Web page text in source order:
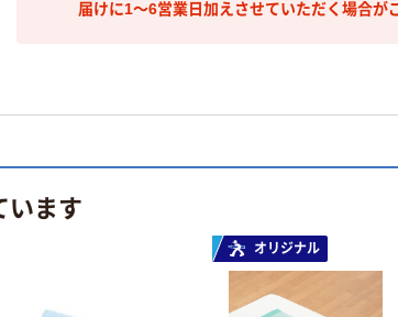
届けに1～6営業日加えさせていただく場合が
います
オリジナル